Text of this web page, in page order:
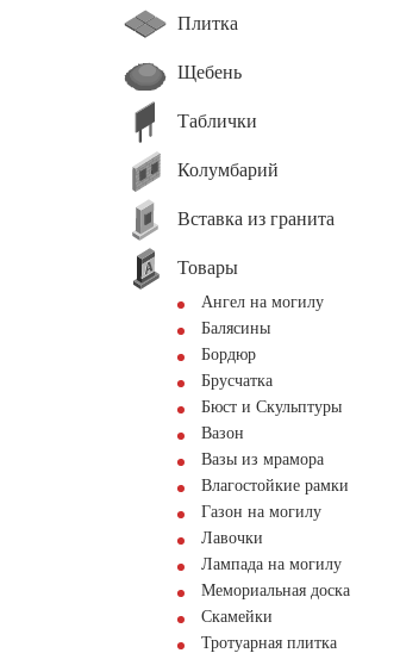
Плитка
Щебень
Таблички
Колумбарий
Вставка из гранита
Товары
Ангел на могилу
Балясины
Бордюр
Брусчатка
Бюст и Скульптуры
Вазон
Вазы из мрамора
Влагостойкие рамки
Газон на могилу
Лавочки
Лампада на могилу
Мемориальная доска
Скамейки
Тротуарная плитка